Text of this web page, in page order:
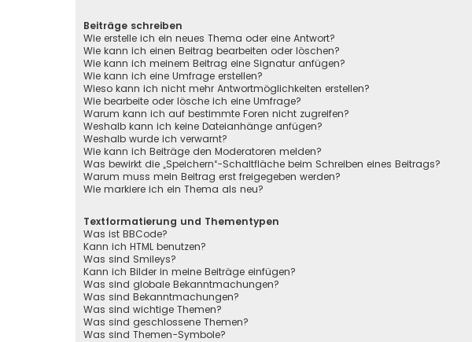
Beiträge schreiben
Wie erstelle ich ein neues Thema oder eine Antwort?
Wie kann ich einen Beitrag bearbeiten oder löschen?
Wie kann ich meinem Beitrag eine Signatur anfügen?
Wie kann ich eine Umfrage erstellen?
Wieso kann ich nicht mehr Antwortmöglichkeiten erstellen?
Wie bearbeite oder lösche ich eine Umfrage?
Warum kann ich auf bestimmte Foren nicht zugreifen?
Weshalb kann ich keine Dateianhänge anfügen?
Weshalb wurde ich verwarnt?
Wie kann ich Beiträge den Moderatoren melden?
Was bewirkt die „Speichern“-Schaltfläche beim Schreiben eines Beitrags?
Warum muss mein Beitrag erst freigegeben werden?
Wie markiere ich ein Thema als neu?
Textformatierung und Thementypen
Was ist BBCode?
Kann ich HTML benutzen?
Was sind Smileys?
Kann ich Bilder in meine Beiträge einfügen?
Was sind globale Bekanntmachungen?
Was sind Bekanntmachungen?
Was sind wichtige Themen?
Was sind geschlossene Themen?
Was sind Themen-Symbole?